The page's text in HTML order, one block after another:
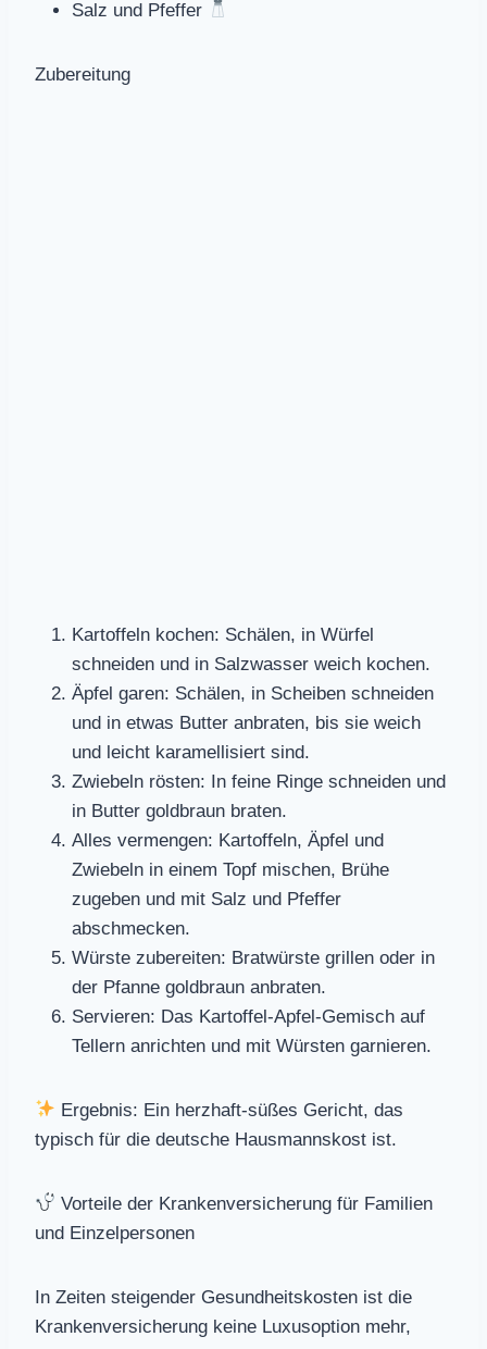
Salz und Pfeffer
Zubereitung
Kartoffeln kochen: Schälen, in Würfel
schneiden und in Salzwasser weich kochen.
Äpfel garen: Schälen, in Scheiben schneiden
und in etwas Butter anbraten, bis sie weich
und leicht karamellisiert sind.
Zwiebeln rösten: In feine Ringe schneiden und
in Butter goldbraun braten.
Alles vermengen: Kartoffeln, Äpfel und
Zwiebeln in einem Topf mischen, Brühe
zugeben und mit Salz und Pfeffer
abschmecken.
Würste zubereiten: Bratwürste grillen oder in
der Pfanne goldbraun anbraten.
Servieren: Das Kartoffel-Apfel-Gemisch auf
Tellern anrichten und mit Würsten garnieren.
Ergebnis: Ein herzhaft-süßes Gericht, das
typisch für die deutsche Hausmannskost ist.
Vorteile der Krankenversicherung für Familien
und Einzelpersonen
In Zeiten steigender Gesundheitskosten ist die
Krankenversicherung keine Luxusoption mehr,